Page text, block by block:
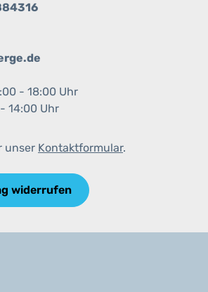
- 18:00 Uhr
14:00 Uhr
unser Kontaktformular.
widerrufen